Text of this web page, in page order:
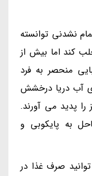
نشدنی توانسته
کند اما بیش از
منحصر به فرد
آب دریا درخشش
پدید می آورند.
به پایکوبی و
صرف غذا در